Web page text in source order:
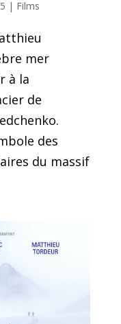
| Films
mer
à la
de
des
du massif